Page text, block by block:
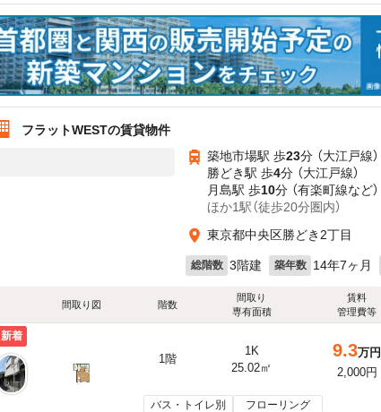
フラットWESTの賃貸物件
築地市場駅 歩23分 （大江戸線）
勝どき駅 歩4分 （大江戸線）
月島駅 歩10分 （有楽町線など）
ほか1駅（徒歩20分圏内）
東京都中央区勝どき2丁目
総階数 3階建 築年数 14年7ヶ月
間取り図 階数
間取り
専有面積
賃料
管理費等
新着
1階
1K
25.02㎡
9.3万円
2,000円
バス・トイレ別 フローリング